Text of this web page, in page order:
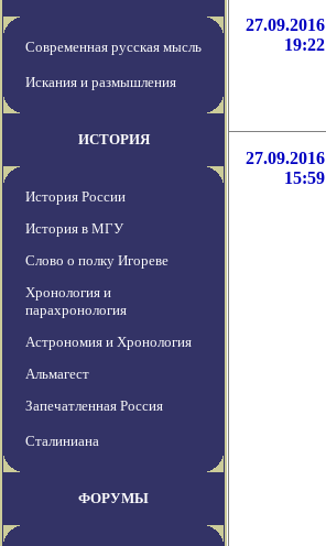
Современная русская мысль
Искания и размышления
ИСТОРИЯ
История России
История в МГУ
Слово о полку Игореве
Хронология и
парахронология
Астрономия и Хронология
Альмагест
Запечатленная Россия
Сталиниана
ФОРУМЫ
27.09.2016
19:22
27.09.2016
15:59